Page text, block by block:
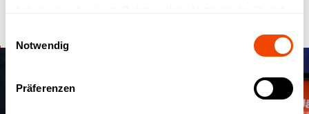
Notwendig
Präferenzen